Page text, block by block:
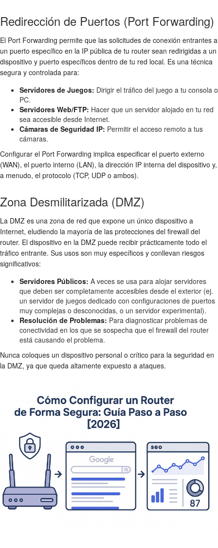
Redirección de Puertos (Port Forwarding)
El Port Forwarding permite que las solicitudes de conexión entrantes a
un puerto específico en la IP pública de tu router sean redirigidas a un
dispositivo y puerto específicos dentro de tu red local. Es una técnica
segura y controlada para:
Servidores de Juegos: Dirigir el tráfico del juego a tu consola o
PC.
Servidores Web/FTP: Hacer que un servidor alojado en tu red
sea accesible desde Internet.
Cámaras de Seguridad IP: Permitir el acceso remoto a tus
cámaras.
Configurar el Port Forwarding implica especificar el puerto externo
(WAN), el puerto interno (LAN), la dirección IP interna del dispositivo y,
a menudo, el protocolo (TCP, UDP o ambos).
Zona Desmilitarizada (DMZ)
La DMZ es una zona de red que expone un único dispositivo a
Internet, eludiendo la mayoría de las protecciones del firewall del
router. El dispositivo en la DMZ puede recibir prácticamente todo el
tráfico entrante. Sus usos son muy específicos y conllevan riesgos
significativos:
Servidores Públicos: A veces se usa para alojar servidores
que deben ser completamente accesibles desde el exterior (ej.
un servidor de juegos dedicado con configuraciones de puertos
muy complejas o desconocidas, o un servidor experimental).
Resolución de Problemas: Para diagnosticar problemas de
conectividad en los que se sospecha que el firewall del router
está causando el problema.
Nunca coloques un dispositivo personal o crítico para la seguridad en
la DMZ, ya que queda altamente expuesto a ataques.